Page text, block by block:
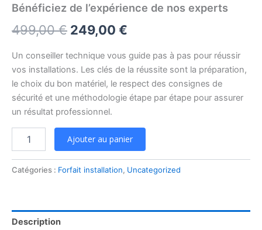
Bénéficiez de l’expérience de nos experts
499,00€ Le
prix
initial
était :
499,00 €.
249,00 €
prix
actuel
est :
Un conseiller technique vous guide pas à pas pour réussir
vos installations. Les clés de la réussite sont la préparation,
le choix du bon matériel, le respect des consignes de
sécurité et une méthodologie étape par étape pour assurer
un résultat professionnel.
de
experts
Ajouter au panier
Catégories : Forfait installation, Uncategorized
Description